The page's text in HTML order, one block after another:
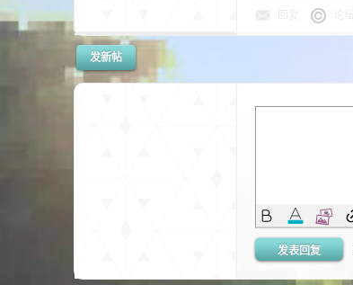
的
发新帖
发表回复